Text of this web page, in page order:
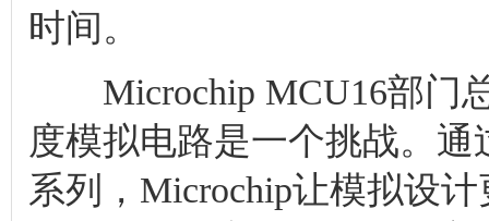
时间。
Microchip MCU16部门总
度模拟电路是一个挑战。
系列，Microchip让模拟设